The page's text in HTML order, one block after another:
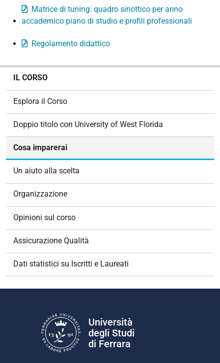
Matrice di tuning: quadro sinottico per anno
accademico piano di studio e profili professionali
Regolamento didattico
IL CORSO
Esplora il Corso
Doppio titolo con University of West Florida
Cosa imparerai
Un aiuto alla scelta
Organizzazione
Opinioni sul corso
Assicurazione Qualità
Dati statistici su Iscritti e Laureati
Università
degli Studi
di Ferrara